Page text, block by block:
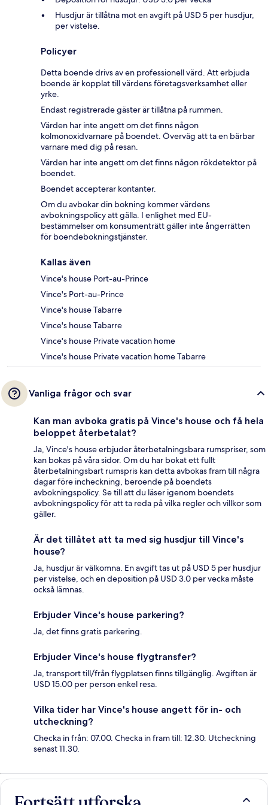
Husdjur är tillåtna mot en avgift på USD 5 per husdjur,
per vistelse.
Policyer
Detta boende drivs av en professionell värd. Att erbjuda
boende är kopplat till värdens företagsverksamhet eller
yrke.
Endast registrerade gäster är tillåtna på rummen.
Värden har inte angett om det finns någon
kolmonoxidvarnare på boendet. Överväg att ta en bärbar
varnare med dig på resan.
Värden har inte angett om det finns någon rökdetektor på
boendet.
Boendet accepterar kontanter.
Om du avbokar din bokning kommer värdens
avbokningspolicy att gälla. I enlighet med EU-
bestämmelser om konsumenträtt gäller inte ångerrätten
för boendebokningstjänster.
Kallas även
Vince's house Port-au-Prince
Vince's Port-au-Prince
Vince's house Tabarre
Vince's house Tabarre
Vince's house Private vacation home
Vince's house Private vacation home Tabarre
Vanliga frågor och svar
Kan man avboka gratis på Vince's house och få hela
beloppet återbetalat?
Ja, Vince's house erbjuder återbetalningsbara rumspriser, som
kan bokas på våra sidor. Om du har bokat ett fullt
återbetalningsbart rumspris kan detta avbokas fram till några
dagar före incheckning, beroende på boendets
avbokningspolicy. Se till att du läser igenom boendets
avbokningspolicy för att ta reda på vilka regler och villkor som
gäller.
Är det tillåtet att ta med sig husdjur till Vince's
house?
Ja, husdjur är välkomna. En avgift tas ut på USD 5 per husdjur
per vistelse, och en deposition på USD 3.0 per vecka måste
också lämnas.
Erbjuder Vince's house parkering?
Ja, det finns gratis parkering.
Erbjuder Vince's house flygtransfer?
Ja, transport till/från flygplatsen finns tillgänglig. Avgiften är
USD 15.00 per person enkel resa.
Vilka tider har Vince's house angett för in- och
utcheckning?
Checka in från: 07.00. Checka in fram till: 12.30. Utcheckning
senast 11.30.